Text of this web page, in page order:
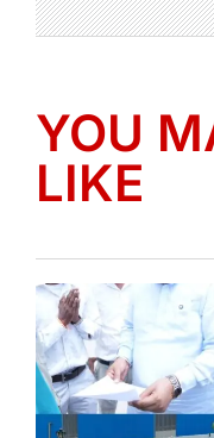
YOU
LIKE